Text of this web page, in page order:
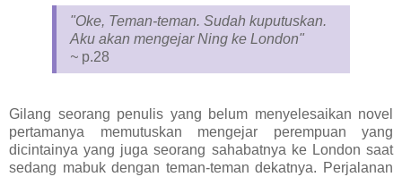
"Oke, Teman-teman. Sudah kuputuskan.
Aku akan mengejar Ning ke London"
~ p.28
Gilang seorang penulis yang belum menyelesaikan novel
pertamanya memutuskan mengejar perempuan yang
dicintainya yang juga seorang sahabatnya ke London saat
sedang mabuk dengan teman-teman dekatnya. Perjalanan